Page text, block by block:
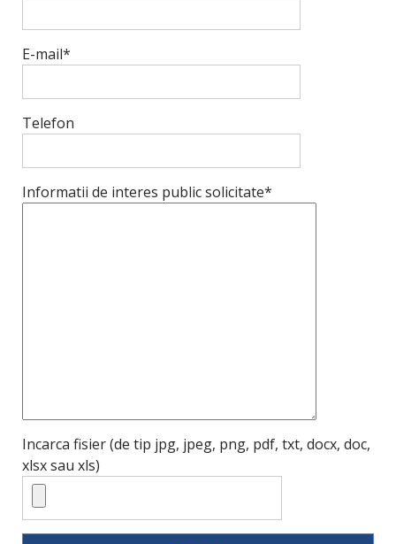
E-mail*
Telefon
Informatii de interes public solicitate*
Incarca fisier (de tip jpg, jpeg, png, pdf, txt, docx, doc,
xlsx sau xls)